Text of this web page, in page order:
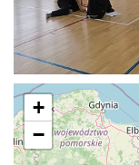
+
−